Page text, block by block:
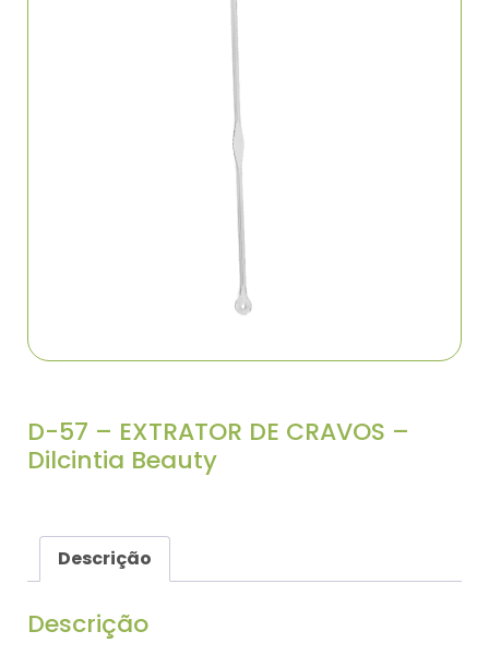
D-57 – EXTRATOR DE CRAVOS –
Dilcintia Beauty
Descrição
Descrição